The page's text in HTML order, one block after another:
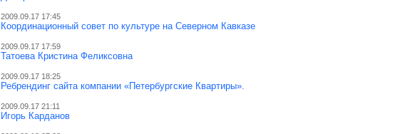
2009.09.17 17:45
Координационный совет по культуре на Северном Кавказе
2009.09.17 17:59
Татоева Кристина Феликсовна
2009.09.17 18:25
Ребрендинг сайта компании «Петербургские Квартиры».
2009.09.17 21:11
Игорь Карданов